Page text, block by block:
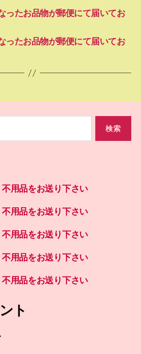
ったお品物が郵便にて届いてお
ったお品物が郵便にて届いてお
不用品をお送り下さい
不用品をお送り下さい
不用品をお送り下さい
不用品をお送り下さい
不用品をお送り下さい
ト